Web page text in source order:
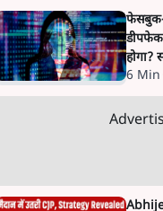
डीपफेक
होगा?
6 Min